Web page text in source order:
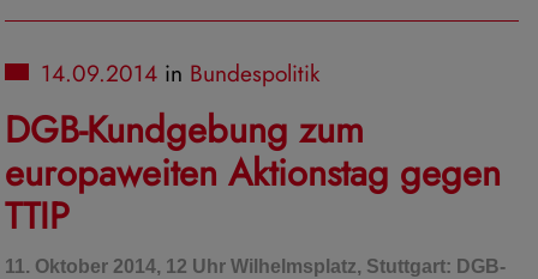
https://www.google.de/intl/de/policies/privacy/
14.09.2014 in Bundespolitik
DGB-Kundgebung zum
europaweiten Aktionstag gegen
TTIP
11. Oktober 2014, 12 Uhr Wilhelmsplatz, Stuttgart: DGB-